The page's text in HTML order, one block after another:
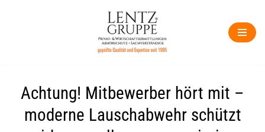
Achtung! Mitbewerber hört mit –
moderne Lauschabwehr schützt